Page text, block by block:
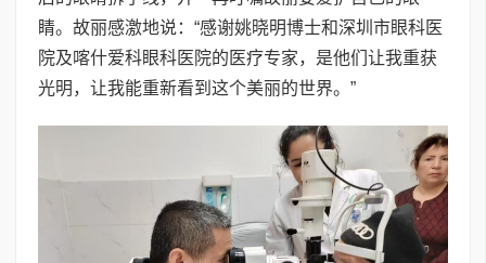
睛。故丽感激地说：“感谢姚晓明博士和深圳市眼科医
院及喀什爱科眼科医院的医疗专家，是他们让我重获
光明，让我能重新看到这个美丽的世界。”